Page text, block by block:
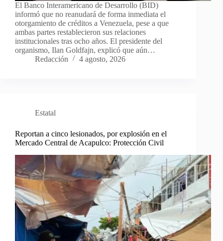
El Banco Interamericano de Desarrollo (BID)
informó que no reanudará de forma inmediata el
otorgamiento de créditos a Venezuela, pese a que
ambas partes restablecieron sus relaciones
institucionales tras ocho años. El presidente del
organismo, Ilan Goldfajn, explicó que aún…
Redacción
4 agosto, 2026
Estatal
Reportan a cinco lesionados, por explosión en el
Mercado Central de Acapulco: Protección Civil